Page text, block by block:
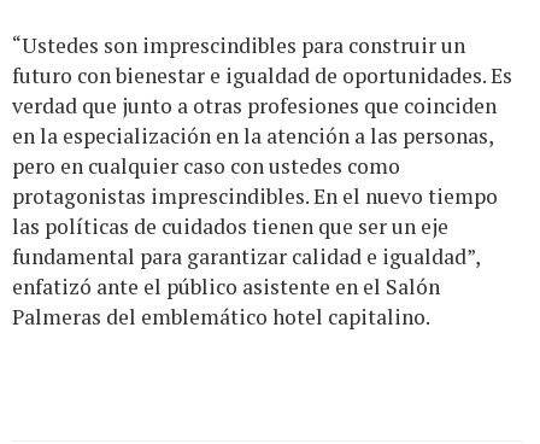
“Ustedes son imprescindibles para construir un
futuro con bienestar e igualdad de oportunidades. Es
verdad que junto a otras profesiones que coinciden
en la especialización en la atención a las personas,
pero en cualquier caso con ustedes como
protagonistas imprescindibles. En el nuevo tiempo
las políticas de cuidados tienen que ser un eje
fundamental para garantizar calidad e igualdad”,
enfatizó ante el público asistente en el Salón
Palmeras del emblemático hotel capitalino.